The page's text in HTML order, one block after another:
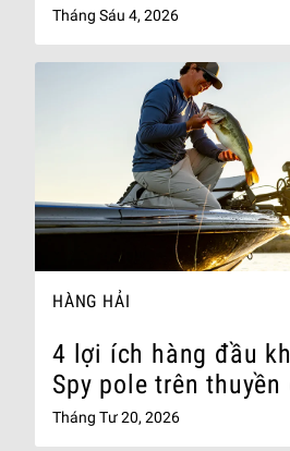
Tháng Sáu 4, 2026
HÀNG HẢI
4 lợi ích hàng đầu
Spy pole trên thuyền
Tháng Tư 20, 2026